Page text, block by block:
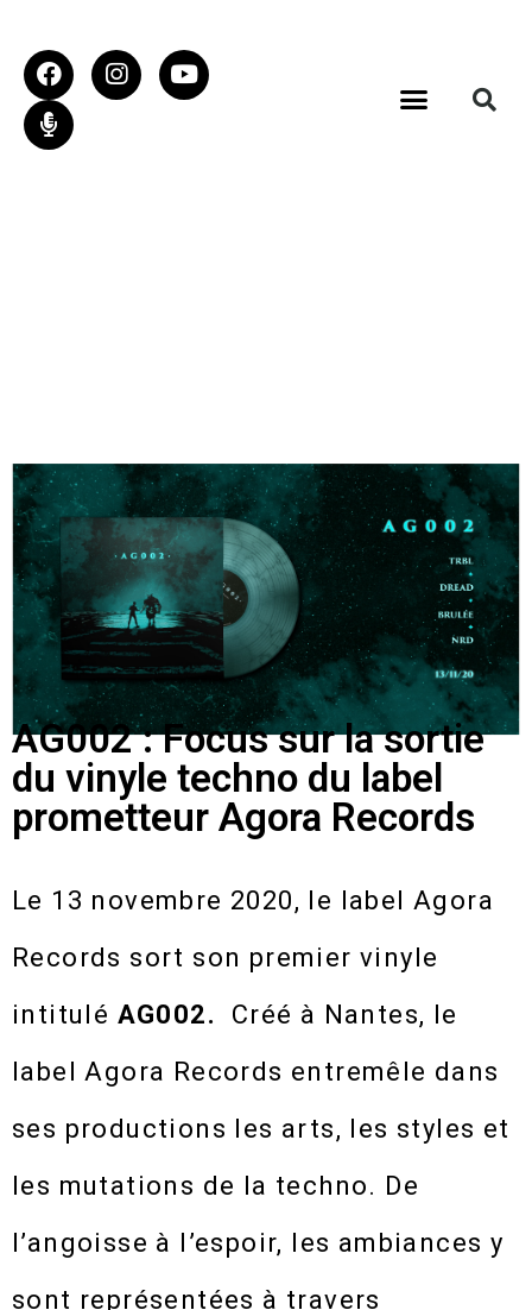
AG002 : Focus sur la sortie
du vinyle techno du label
prometteur Agora Records
Le 13 novembre 2020, le label Agora
Records sort son premier vinyle
intitulé AG002.
Créé à Nantes, le
label Agora Records entremêle dans
ses productions les arts, les styles et
les mutations de la techno. De
l’angoisse à l’espoir, les ambiances y
sont représentées à travers